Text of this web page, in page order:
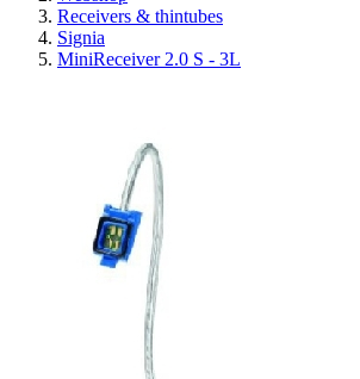
Receivers & thintubes
Signia
MiniReceiver 2.0 S - 3L